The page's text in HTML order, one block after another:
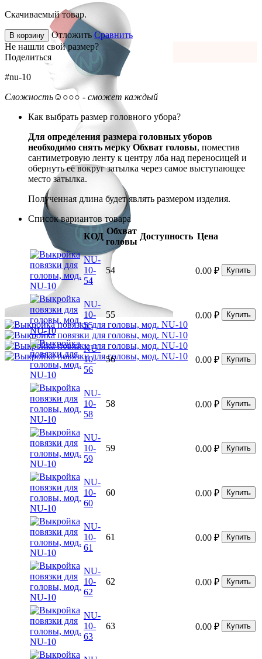
Скачиваемый товар.
В корзину Отложить Сравнить
Не нашли свой размер?
Поделиться
#nu-10
Сложность☺○○○ - сможет каждый
Как выбрать размер головного убора?
Для определения размера головных уборов
необходимо снять мерку Обхват головы, поместив
сантиметровую ленту к центру лба над переносицей и
обернуть её вокруг затылка через самое выступающее
место затылка.
Полученная длина будет являть размером изделия.
Список вариантов товара
КОД
Обхват
головы
Доступность Цена
NU-
10-
54
54 0.00 ₽ Купить
NU-
10-
55
55 0.00 ₽ Купить
NU-
10-
56
56 0.00 ₽ Купить
NU-
10-
58
58 0.00 ₽ Купить
NU-
10-
59
59 0.00 ₽ Купить
NU-
10-
60
60 0.00 ₽ Купить
NU-
10-
61
61 0.00 ₽ Купить
NU-
10-
62
62 0.00 ₽ Купить
NU-
10-
63
63 0.00 ₽ Купить